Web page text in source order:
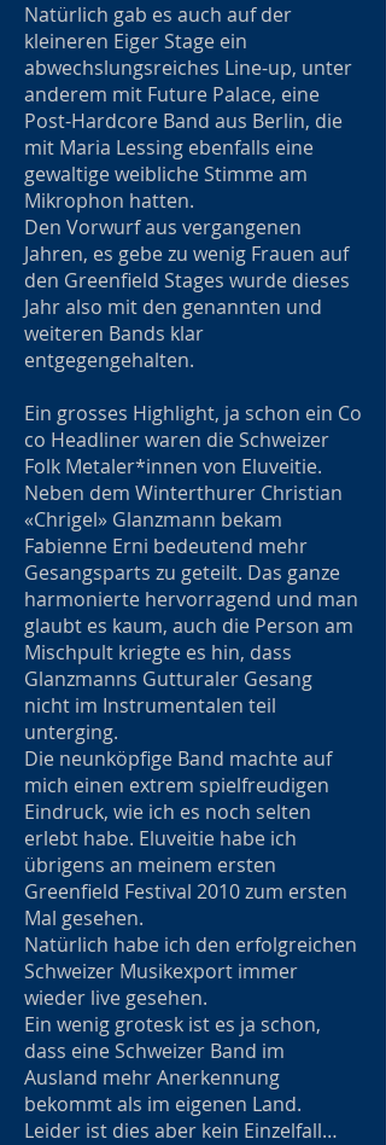
Natürlich gab es auch auf der
kleineren Eiger Stage ein
abwechslungsreiches Line-up, unter
anderem mit Future Palace, eine
Post-Hardcore Band aus Berlin, die
mit Maria Lessing ebenfalls eine
gewaltige weibliche Stimme am
Mikrophon hatten.
Den Vorwurf aus vergangenen
Jahren, es gebe zu wenig Frauen auf
den Greenfield Stages wurde dieses
Jahr also mit den genannten und
weiteren Bands klar
entgegengehalten.
Ein grosses Highlight, ja schon ein Co
co Headliner waren die Schweizer
Folk Metaler*innen von Eluveitie.
Neben dem Winterthurer Christian
«Chrigel» Glanzmann bekam
Fabienne Erni bedeutend mehr
Gesangsparts zu geteilt. Das ganze
harmonierte hervorragend und man
glaubt es kaum, auch die Person am
Mischpult kriegte es hin, dass
Glanzmanns Gutturaler Gesang
nicht im Instrumentalen teil
unterging.
Die neunköpfige Band machte auf
mich einen extrem spielfreudigen
Eindruck, wie ich es noch selten
erlebt habe. Eluveitie habe ich
übrigens an meinem ersten
Greenfield Festival 2010 zum ersten
Mal gesehen.
Natürlich habe ich den erfolgreichen
Schweizer Musikexport immer
wieder live gesehen.
Ein wenig grotesk ist es ja schon,
dass eine Schweizer Band im
Ausland mehr Anerkennung
bekommt als im eigenen Land.
Leider ist dies aber kein Einzelfall…